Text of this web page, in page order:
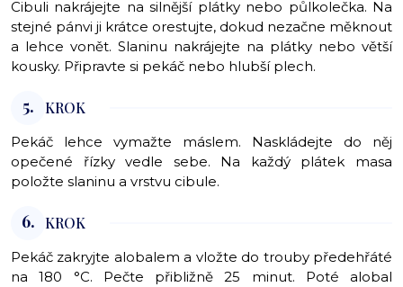
Cibuli nakrájejte na silnější plátky nebo půlkolečka. Na
stejné pánvi ji krátce orestujte, dokud nezačne měknout
a lehce vonět. Slaninu nakrájejte na plátky nebo větší
kousky. Připravte si pekáč nebo hlubší plech.
5. KROK
Pekáč lehce vymažte máslem. Naskládejte do něj
opečené řízky vedle sebe. Na každý plátek masa
položte slaninu a vrstvu cibule.
6. KROK
Pekáč zakryjte alobalem a vložte do trouby předehřáté
na 180 °C. Pečte přibližně 25 minut. Poté alobal